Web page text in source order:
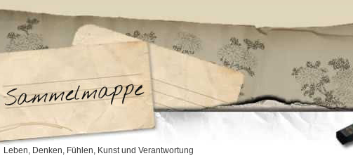
Leben, Denken, Fühlen, Kunst und Verantwortung